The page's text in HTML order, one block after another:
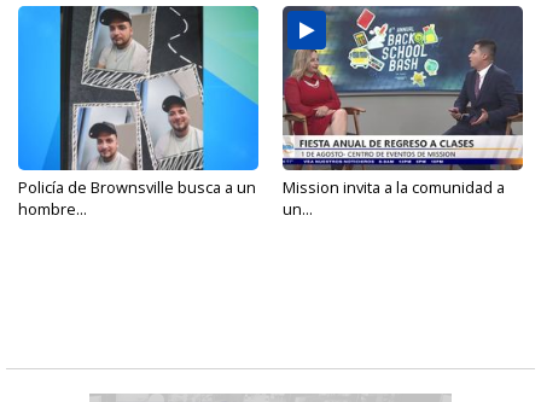
Policía de Brownsville busca a un
hombre...
Mission invita a la comunidad a
un...